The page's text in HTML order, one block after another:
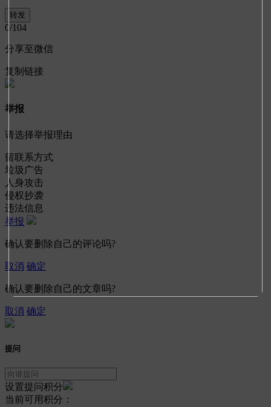
0/104
分享至微信
复制链接
举报
请选择举报理由
留联系方式
垃圾广告
人身攻击
侵权抄袭
违法信息
举报
确认要删除自己的评论吗?
取消 确定
确认要删除自己的文章吗?
取消 确定
提问
设置提问积分
当前可用积分：